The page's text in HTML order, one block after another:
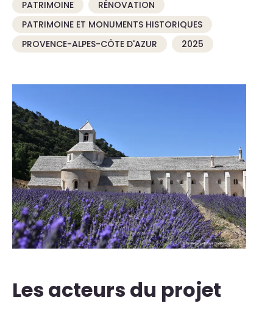
PATRIMOINE
RÉNOVATION
PATRIMOINE ET MONUMENTS HISTORIQUES
PROVENCE-ALPES-CÔTE D'AZUR
2025
Les acteurs du projet